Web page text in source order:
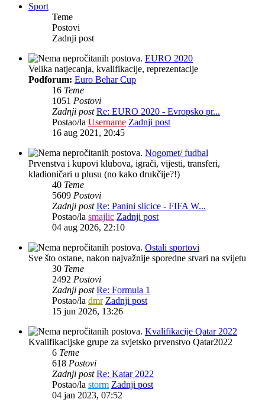
Sport
Teme
Postovi
Zadnji post
EURO 2020
Velika natjecanja, kvalifikacije, reprezentacije
Podforum: Euro Behar Cup
16 Teme
1051 Postovi
Zadnji post Re: EURO 2020 - Evropsko pr...
Postao/la Username Zadnji post
16 aug 2021, 20:45
Nogomet/ fudbal
Prvenstva i kupovi klubova, igrači, vijesti, transferi,
kladioničari u plusu (no kako drukčije?!)
40 Teme
5609 Postovi
Zadnji post Re: Panini slicice - FIFA W...
Postao/la smajlic Zadnji post
04 aug 2026, 22:10
Ostali sportovi
Sve što ostane, nakon najvažnije sporedne stvari na svijetu
30 Teme
2492 Postovi
Zadnji post Re: Formula 1
Postao/la dmr Zadnji post
15 jun 2026, 13:26
Kvalifikacije Qatar 2022
Kvalifikacijske grupe za svjetsko prvenstvo Qatar2022
6 Teme
618 Postovi
Zadnji post Re: Katar 2022
Postao/la storm Zadnji post
04 jan 2023, 07:52